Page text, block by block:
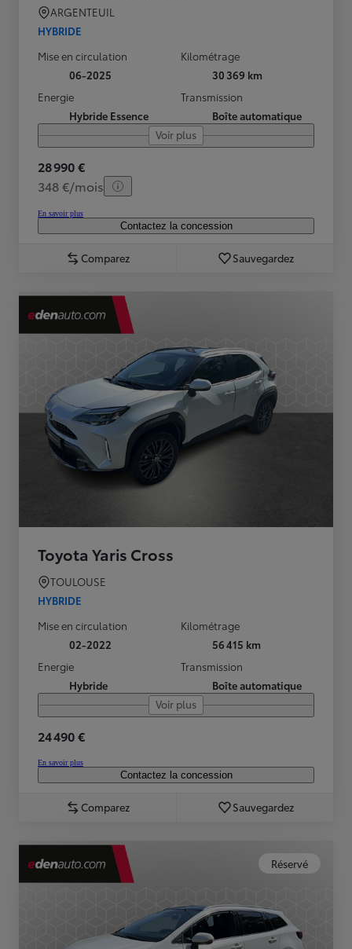
ARGENTEUIL
HYBRIDE
Mise en circulation
06-2025
Kilométrage
30 369 km
Energie
Hybride Essence
Transmission
Boîte automatique
Voir plus
28 990 €
348 €/mois
En savoir plus
Contactez la concession
Comparez Sauvegardez
Toyota Yaris Cross
TOULOUSE
HYBRIDE
Mise en circulation
02-2022
Kilométrage
56 415 km
Energie
Hybride
Transmission
Boîte automatique
Voir plus
24 490 €
En savoir plus
Contactez la concession
Comparez Sauvegardez
Réservé